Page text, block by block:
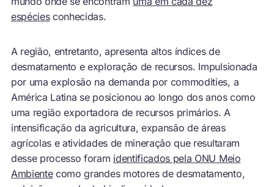
espéciesconhecidas.
A região, entretanto, apresenta altos índices de
desmatamento e exploração de recursos. Impulsionada
por uma explosão na demanda por commodities, a
América Latina se posicionou ao longo dos anos como
uma região exportadora de recursos primários. A
intensificação da agricultura, expansão de áreas
agrícolas e atividades de mineração que resultaram
desse processo foram identificados pela ONU Meio
Ambientecomo grandes motores de desmatamento,